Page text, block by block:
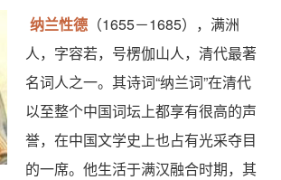
纳兰性德 （1655－1685），满洲
人，字容若，号楞伽山人，清代最著
名词人之一。其诗词“纳兰词”在清代
以至整个中国词坛上都享有很高的声
誉，在中国文学史上也占有光采夺目
的一席。他生活于满汉融合时期，其